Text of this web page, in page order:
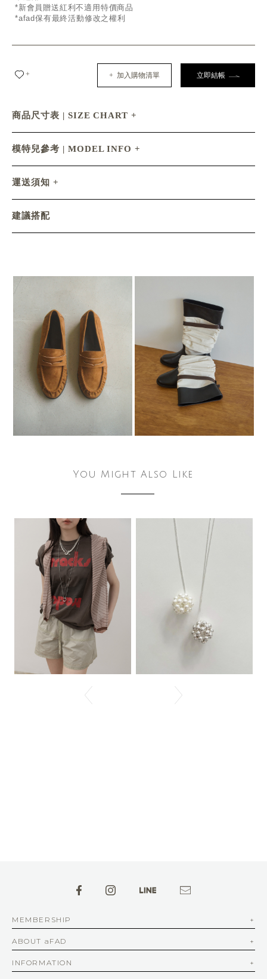
*新會員贈送紅利不適用特價商品
*afad保有最終活動修改之權利
+ + 加入購物清單 立即結帳
商品尺寸表 | SIZE CHART
模特兒參考 | MODEL INFO
運送須知
建議搭配
You Might Also Like
MEMBERSHIP
ABOUT aFAD
INFORMATION